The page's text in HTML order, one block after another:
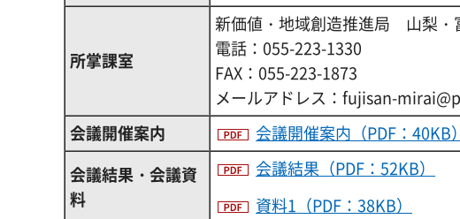
所掌課室
新価値・地域創造推進局 山梨
電話：055-223-1330
FAX：055-223-1873
メールアドレス：fujisan-
会議開催案内
会議開催案内（PDF：40KB）
会議結果・会議資
料
会議結果（PDF：52KB）
資料1（PDF：38KB）